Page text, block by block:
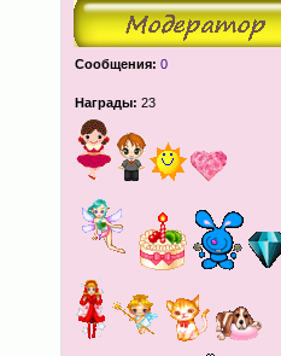
Сообщения: 0
Награды: 23